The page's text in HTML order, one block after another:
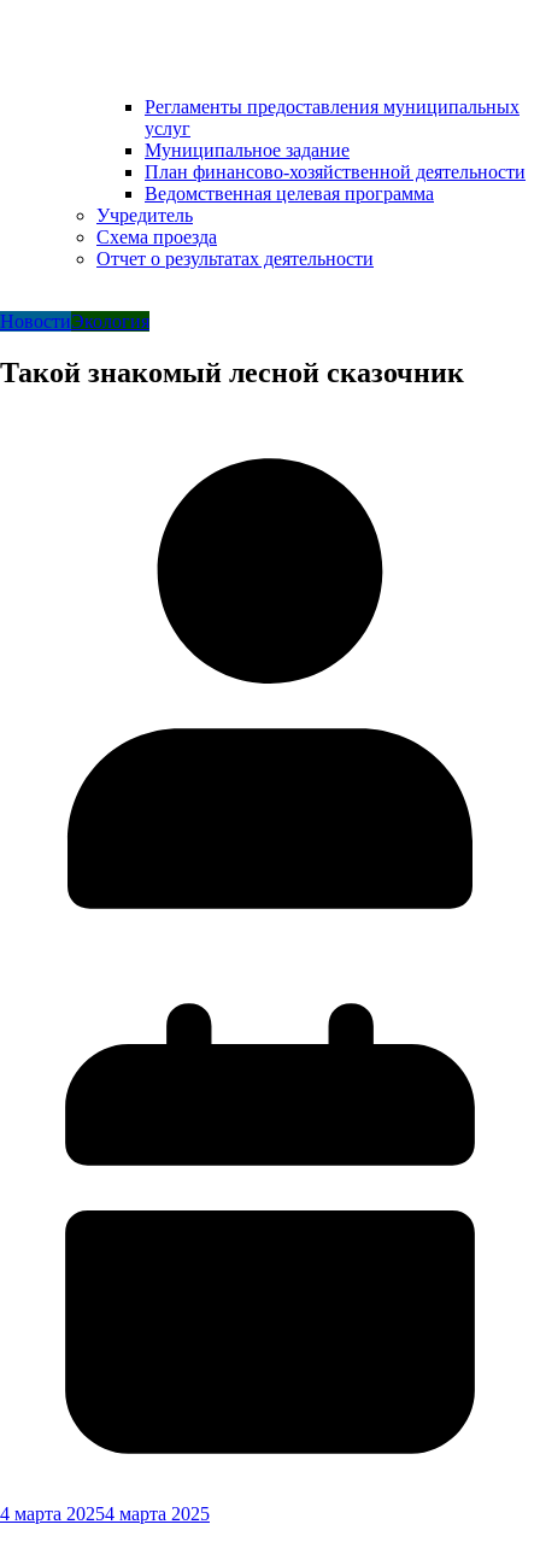
Регламенты предоставления муниципальных
услуг
Муниципальное задание
План финансово-хозяйственной деятельности
Ведомственная целевая программа
Учредитель
Схема проезда
Отчет о результатах деятельности
НовостиЭкология
Такой знакомый лесной сказочник
4 марта 20254 марта 2025